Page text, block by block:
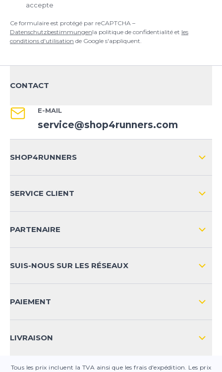
accepte
Ce formulaire est protégé par reCAPTCHA –
Datenschutzbestimmungenla politique de confidentialité et les
conditions d'utilisation de Google s'appliquent.
CONTACT
E-MAIL
service@shop4runners.com
SHOP4RUNNERS
SERVICE CLIENT
CONTACT
SÉCURITÉ DES PRODUITS
PARTENAIRE
SUIS-NOUS SUR LES RÉSEAUX
PAIEMENT
LIVRAISON
Tous les prix incluent la TVA ainsi que les frais d'expédition. Les prix